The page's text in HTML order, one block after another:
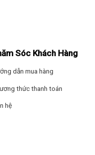
Sóc Khách Hàng
dẫn mua hàng
thức thanh toán
hệ